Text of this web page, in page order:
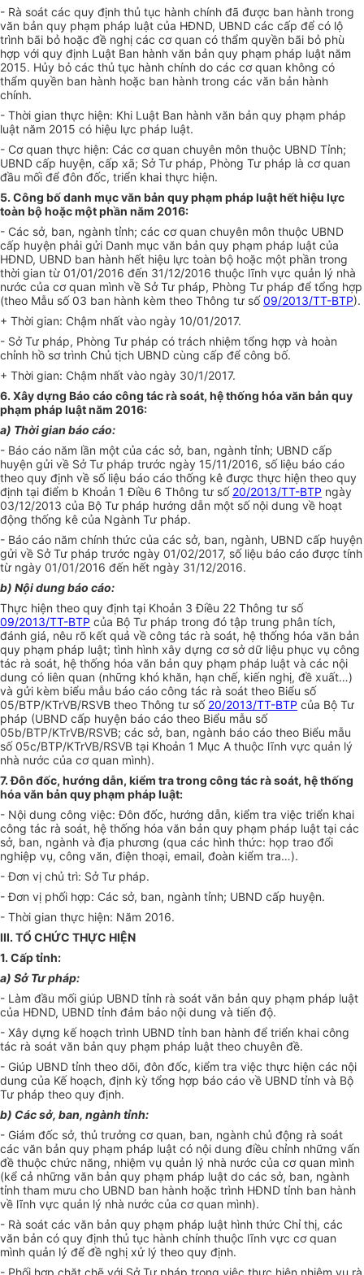
- Rà soát các quy định thủ tục hành chính đã được ban hành trong
văn bản quy phạm pháp luật của HĐND, UBND các cấp để có lộ
trình bãi bỏ hoặc đề nghị các cơ quan có thẩm quyền bãi bỏ phù
hợp với quy định Luật Ban hành văn bản quy phạm pháp luật năm
2015. Hủy bỏ các thủ tục hành chính do các cơ quan không có
thẩm quyền ban hành hoặc ban hành trong các văn bản hành
chính.
- Thời gian thực hiện: Khi Luật Ban hành văn bản quy phạm pháp
luật năm 2015 có hiệu lực pháp luật.
- Cơ quan thực hiện: Các cơ quan chuyên môn thuộc UBND Tỉnh;
UBND cấp huyện, cấp xã; Sở Tư pháp, Phòng Tư pháp là cơ quan
đầu mối để đôn đốc, triển khai thực hiện.
5. Công bố danh mục văn bản quy phạm pháp luật hết hiệu lực
toàn bộ hoặc một phần năm 2016:
- Các sở, ban, ngành tỉnh; các cơ quan chuyên môn thuộc UBND
cấp huyện phải gửi Danh mục văn bản quy phạm pháp luật của
HĐND, UBND ban hành hết hiệu lực toàn bộ hoặc một phần trong
thời gian từ 01/01/2016 đến 31/12/2016 thuộc lĩnh vực quản lý nhà
nước của cơ quan mình về Sở Tư pháp, Phòng Tư pháp để tổng hợp
(theo Mẫu số 03 ban hành kèm theo Thông tư số09/2013/TT-BTP).
+ Thời gian: Chậm nhất vào ngày 10/01/2017.
- Sở Tư pháp, Phòng Tư pháp có trách nhiệm tổng hợp và hoàn
chỉnh hồ sơ trình Chủ tịch UBND cùng cấp để công bố.
+ Thời gian: Chậm nhất vào ngày 30/1/2017.
6. Xây dựng Báo cáo công tác rà soát, hệ thống hóa văn bản quy
phạm pháp luật năm 2016:
a) Thời gian báo cáo:
- Báo cáo năm lần một của các sở, ban, ngành tỉnh; UBND cấp
huyện gửi về Sở Tư pháp trước ngày 15/11/2016, số liệu báo cáo
theo quy định về số liệu báo cáo thống kê được thực hiện theo quy
định tại điểm b Khoản 1 Điều 6 Thông tư số 20/2013/TT-BTP ngày
03/12/2013 của Bộ Tư pháp hướng dẫn một số nội dung về hoạt
động thống kê của Ngành Tư pháp.
- Báo cáo năm chính thức của các sở, ban, ngành, UBND cấp huyện
gửi về Sở Tư pháp trước ngày 01/02/2017, số liệu báo cáo được tính
từ ngày 01/01/2016 đến hết ngày 31/12/2016.
b) Nội dung báo cáo:
Thực hiện theo quy định tại Khoản 3 Điều 22 Thông tư số
09/2013/TT-BTP của Bộ Tư pháp trong đó tập trung phân tích,
đánh giá, nêu rõ kết quả về công tác rà soát, hệ thống hóa văn bản
quy phạm pháp luật; tình hình xây dựng cơ sở dữ liệu phục vụ công
tác rà soát, hệ thống hóa văn bản quy phạm pháp luật và các nội
dung có liên quan (những khó khăn, hạn chế, kiến nghị, đề xuất…)
và gửi kèm biểu mẫu báo cáo công tác rà soát theo Biểu số
05/BTP/KTrVB/RSVB theo Thông tư số 20/2013/TT-BTP của Bộ Tư
pháp (UBND cấp huyện báo cáo theo Biểu mẫu số
05b/BTP/KTrVB/RSVB; các sở, ban, ngành báo cáo theo Biểu mẫu
số 05c/BTP/KTrVB/RSVB tại Khoản 1 Mục A thuộc lĩnh vực quản lý
nhà nước của cơ quan mình).
7. Đôn đốc, hướng dẫn, kiểm tra trong công tác rà soát, hệ thống
hóa văn bản quy phạm pháp luật:
- Nội dung công việc: Đôn đốc, hướng dẫn, kiểm tra việc triển khai
công tác rà soát, hệ thống hóa văn bản quy phạm pháp luật tại các
sở, ban, ngành và địa phương (qua các hình thức: họp trao đổi
nghiệp vụ, công văn, điện thoại, email, đoàn kiểm tra…).
- Đơn vị chủ trì: Sở Tư pháp.
- Đơn vị phối hợp: Các sở, ban, ngành tỉnh; UBND cấp huyện.
- Thời gian thực hiện: Năm 2016.
III. TỔ CHỨC THỰC HIỆN
1. Cấp tỉnh:
a) Sở Tư pháp:
- Làm đầu mối giúp UBND tỉnh rà soát văn bản quy phạm pháp luật
của HĐND, UBND tỉnh đảm bảo nội dung và tiến độ.
- Xây dựng kế hoạch trình UBND tỉnh ban hành để triển khai công
tác rà soát văn bản quy phạm pháp luật theo chuyên đề.
- Giúp UBND tỉnh theo dõi, đôn đốc, kiểm tra việc thực hiện các nội
dung của Kế hoạch, định kỳ tổng hợp báo cáo về UBND tỉnh và Bộ
Tư pháp theo quy định.
b) Các sở, ban, ngành tỉnh:
- Giám đốc sở, thủ trưởng cơ quan, ban, ngành chủ động rà soát
các văn bản quy phạm pháp luật có nội dung điều chỉnh những vấn
đề thuộc chức năng, nhiệm vụ quản lý nhà nước của cơ quan mình
(kể cả những văn bản quy phạm pháp luật do các sở, ban, ngành
tỉnh tham mưu cho UBND ban hành hoặc trình HĐND tỉnh ban hành
về lĩnh vực quản lý nhà nước của cơ quan mình).
- Rà soát các văn bản quy phạm pháp luật hình thức Chỉ thị, các
văn bản có quy định thủ tục hành chính thuộc lĩnh vực cơ quan
mình quản lý để đề nghị xử lý theo quy định.
- Phối hợp chặt chẽ với Sở Tư pháp trong việc thực hiện nhiệm vụ rà